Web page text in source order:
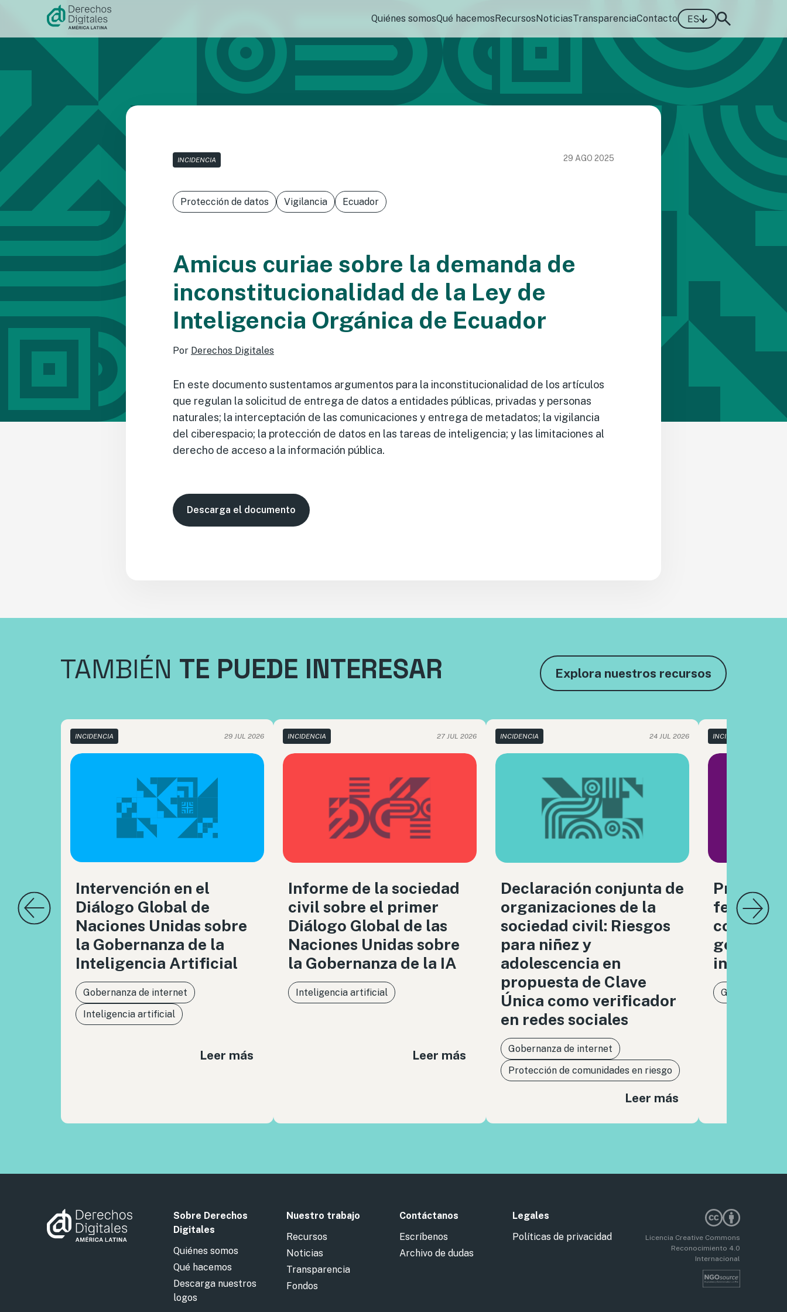
contenido
Quiénes somosQué hacemosRecursosNoticiasTransparenciaContacto ES
INCIDENCIA 29 AGO 2025
Protección de datos Vigilancia Ecuador
Amicus curiae sobre la demanda de
inconstitucionalidad de la Ley de
Inteligencia Orgánica de Ecuador
Por Derechos Digitales
En este documento sustentamos argumentos para la inconstitucionalidad de los artículos
que regulan la solicitud de entrega de datos a entidades públicas, privadas y personas
naturales; la interceptación de las comunicaciones y entrega de metadatos; la vigilancia
del ciberespacio; la protección de datos en las tareas de inteligencia; y las limitaciones al
derecho de acceso a la información pública.
Descarga el documento
TAMBIÉN TE PUEDE INTERESAR Explora nuestros recursos
INCIDENCIA 29 JUL 2026
Intervención en el
Diálogo Global de
Naciones Unidas sobre
la Gobernanza de la
Inteligencia Artificial
Gobernanza de internet
Inteligencia artificial
Leer más
INCIDENCIA 27 JUL 2026
Informe de la sociedad
civil sobre el primer
Diálogo Global de las
Naciones Unidas sobre
la Gobernanza de la IA
Inteligencia artificial
Leer más
INCIDENCIA 24 JUL 2026
Declaración conjunta de
organizaciones de la
sociedad civil: Riesgos
para niñez y
adolescencia en
propuesta de Clave
Única como verificador
en redes sociales
Gobernanza de internet
Protección de comunidades en riesgo
Leer más
INCIDENCIA
Género
Sobre Derechos
Digitales
Quiénes somos
Qué hacemos
Descarga nuestros
logos
Nuestro trabajo
Recursos
Noticias
Transparencia
Fondos
Contáctanos
Escríbenos
Archivo de dudas
Legales
Políticas de privacidad
Licencia Creative Commons
Reconocimiento 4.0
Internacional